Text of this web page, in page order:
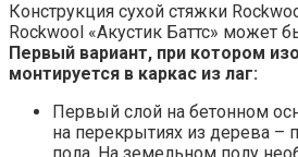
Конструкция сухой стяжки
Rockwool «Акустик Баттс» может
Первый вариант, при котором
монтируется в каркас из лаг:
Первый слой на бетонном
на перекрытиях из дерева –